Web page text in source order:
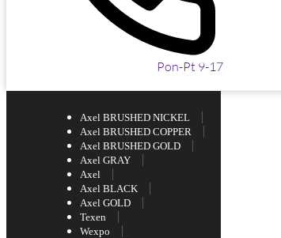
Pon-Pt 9-17
Axel BRUSHED NICKEL
Axel BRUSHED COPPER
Axel BRUSHED GOLD
Axel GRAY
Axel
Axel BLACK
Axel GOLD
Texen
Wexpo